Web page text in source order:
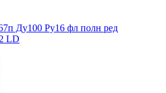
Ду100 Ру16 фл полн ред
LD